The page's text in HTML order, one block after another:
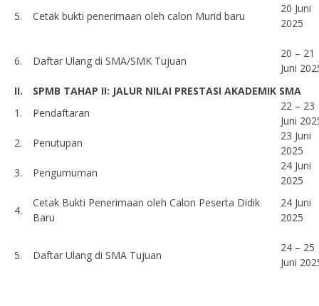
5. Cetak bukti penerimaan oleh calon Murid baru
20 Juni
2025
6. Daftar Ulang di SMA/SMK Tujuan
20 – 21
Juni
II.
SPMB TAHAP II: JALUR NILAI PRESTASI AKADEMIK SMA
1.
Pendaftaran
22 – 23
Juni
2.
Penutupan
23 Juni
2025
3.
Pengumuman
24 Juni
2025
4.
Cetak Bukti Penerimaan oleh Calon Peserta Didik
Baru
24 Juni
2025
5. Daftar Ulang di SMA Tujuan
24 – 25
Juni